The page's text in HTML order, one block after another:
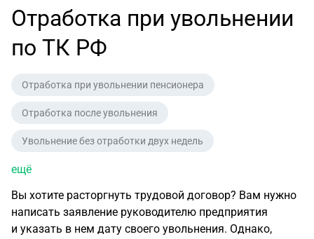
Отработка при увольнении
по ТК РФ
Отработка при увольнении пенсионера
Отработка после увольнения
Увольнение без отработки двух недель
ещё
Вы хотите расторгнуть трудовой договор? Вам нужно
написать заявление руководителю предприятия
и указать в нем дату своего увольнения. Однако,